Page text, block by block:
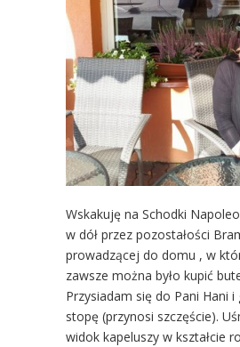
Wskakuję na Schodki
w dół przez pozostałości
prowadzącej do domu , w
zawsze można było kupić
Przysiadam się do Pani Hani i
stopę (przynosi szczęście).
widok kapeluszy w kształcie